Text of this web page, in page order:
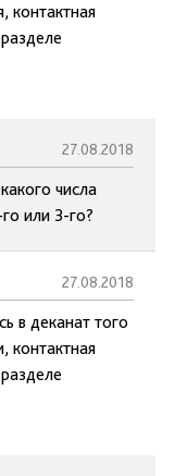
контактная
27.08.2018
числа
или 3-го?
27.08.2018
в деканат того
контактная